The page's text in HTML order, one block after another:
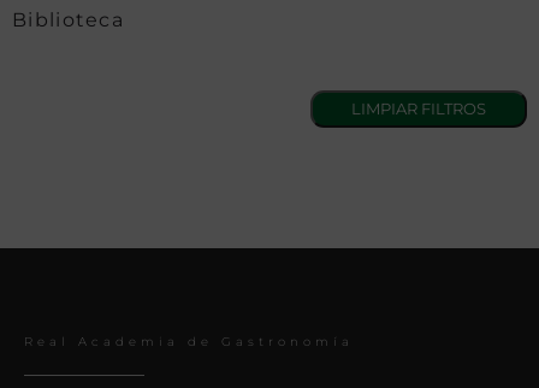
Biblioteca
Real Academia de Gastronomía